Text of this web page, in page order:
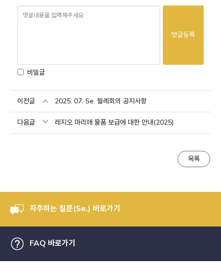
댓글등록
비밀글
이전글 2025. 07. Se. 월례회의 공지사항
다음글 레지오 마리애 물품 보급에 대한 안내(2025)
목록
자주하는 질문(Se.) 바로가기
FAQ 바로가기